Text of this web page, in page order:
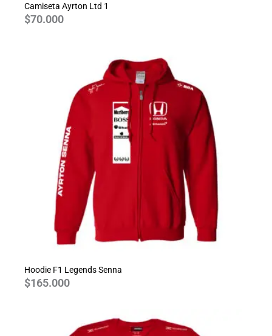
Camiseta Ayrton Ltd 1
$70.000
Hoodie F1 Legends Senna
$165.000